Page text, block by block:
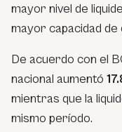
mayor nivel de
mayor capacidad
De acuerdo con el
nacional aumentó
mientras que la
mismo período.